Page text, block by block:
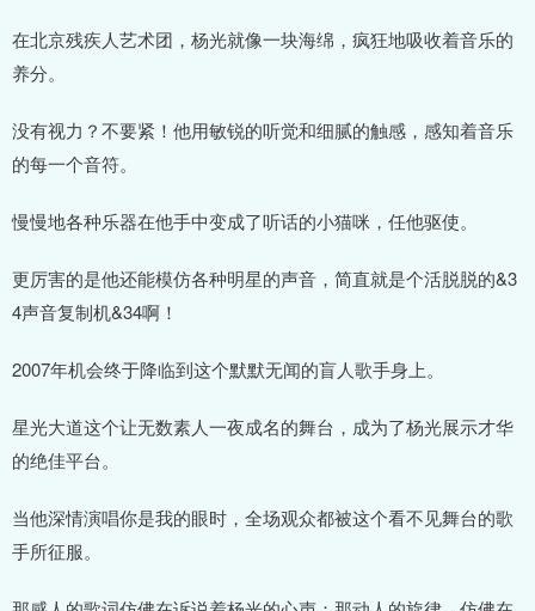
在北京残疾人艺术团，杨光就像一块海绵，疯狂地吸收着音乐的
养分。
没有视力？不要紧！他用敏锐的听觉和细腻的触感，感知着音乐
的每一个音符。
慢慢地各种乐器在他手中变成了听话的小猫咪，任他驱使。
更厉害的是他还能模仿各种明星的声音，简直就是个活脱脱的&3
4声音复制机&34啊！
2007年机会终于降临到这个默默无闻的盲人歌手身上。
星光大道这个让无数素人一夜成名的舞台，成为了杨光展示才华
的绝佳平台。
当他深情演唱你是我的眼时，全场观众都被这个看不见舞台的歌
手所征服。